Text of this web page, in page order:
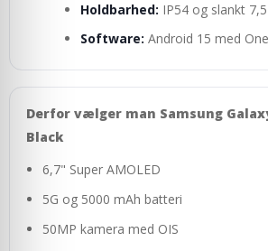
Holdbarhed: IP54 og slankt
Software: Android 15 med
Derfor vælger man Samsung Galaxy
Black
6,7" Super AMOLED
5G og 5000 mAh batteri
50MP kamera med OIS